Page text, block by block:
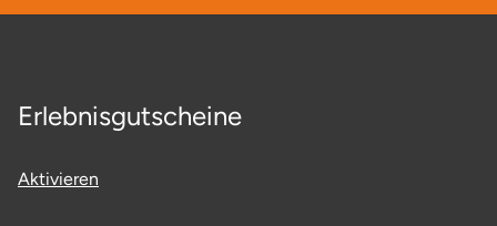
Erlebnisgutscheine
Aktivieren
Pirna
Plön